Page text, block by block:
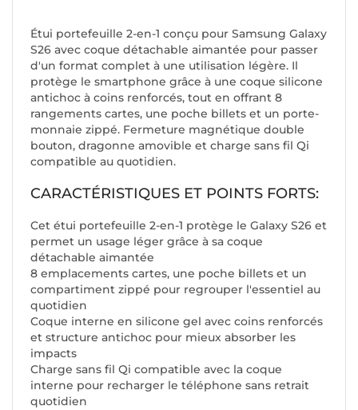
Étui portefeuille 2-en-1 conçu pour Samsung Galaxy
S26 avec coque détachable aimantée pour passer
d'un format complet à une utilisation légère. Il
protège le smartphone grâce à une coque silicone
antichoc à coins renforcés, tout en offrant 8
rangements cartes, une poche billets et un porte-
monnaie zippé. Fermeture magnétique double
bouton, dragonne amovible et charge sans fil Qi
compatible au quotidien.
CARACTÉRISTIQUES ET POINTS FORTS:
Cet étui portefeuille 2-en-1 protège le Galaxy S26 et
permet un usage léger grâce à sa coque
détachable aimantée
8 emplacements cartes, une poche billets et un
compartiment zippé pour regrouper l'essentiel au
quotidien
Coque interne en silicone gel avec coins renforcés
et structure antichoc pour mieux absorber les
impacts
Charge sans fil Qi compatible avec la coque
interne pour recharger le téléphone sans retrait
quotidien